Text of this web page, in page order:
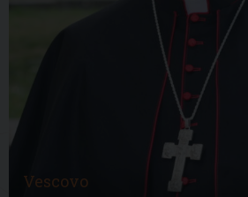
Vescovo